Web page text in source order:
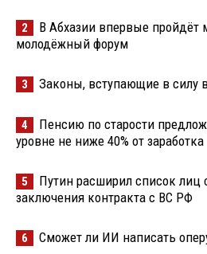
2
В Абхазии впервые пройдёт
молодёжный форум
3 Законы, вступающие в силу
4
Пенсию по старости
уровне не ниже 40% от заработка
5
Путин расширил список лиц
заключения контракта с ВС РФ
6 Сможет ли ИИ написать